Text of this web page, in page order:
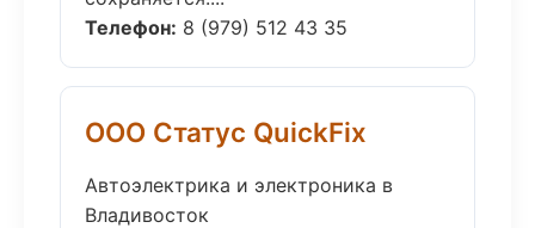
Телефон: 8 (979) 512 43 35
ООО Статус QuickFix
Автоэлектрика и электроника в
Владивосток